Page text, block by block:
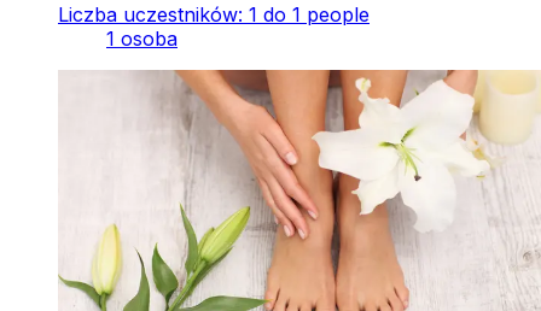
Liczba uczestników: 1 do 1 people
1 osoba